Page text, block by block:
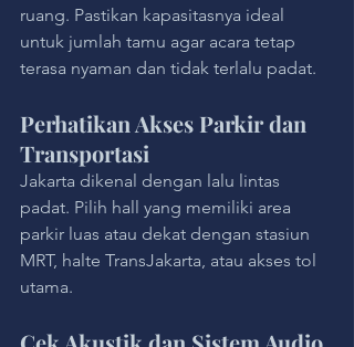
ruang. Pastikan kapasitasnya ideal
untuk jumlah tamu agar acara tetap
terasa nyaman dan tidak terlalu padat.
Perhatikan Akses Parkir dan
Transportasi
Jakarta dikenal dengan lalu lintas
padat. Pilih hall yang memiliki area
parkir luas atau dekat dengan stasiun
MRT, halte TransJakarta, atau akses tol
utama.